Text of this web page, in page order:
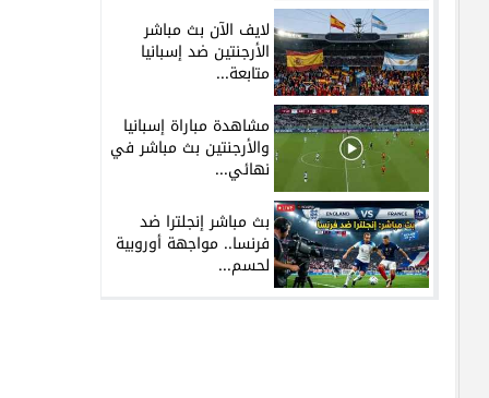
لايف الآن بث مباشر
الأرجنتين ضد إسبانيا
متابعة...
مشاهدة مباراة إسبانيا
والأرجنتين بث مباشر في
نهائي...
بث مباشر إنجلترا ضد
فرنسا.. مواجهة أوروبية
لحسم...